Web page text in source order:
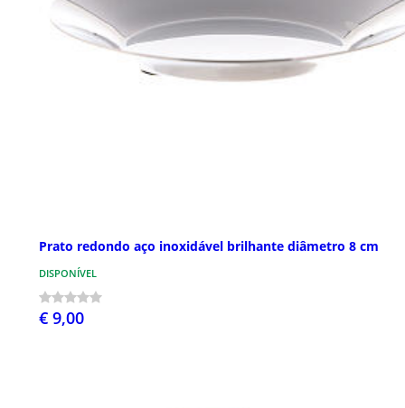
Prato redondo aço inoxidável brilhante diâmetro 8 cm
DISPONÍVEL
€ 9,00